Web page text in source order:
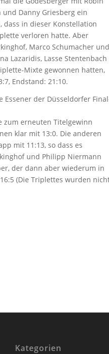
und Danny Griesberg ein
in dieser Konstellation
verloren hatte. Aber
Marco Schumacher und
Lazaridis, Lasse Stentenbach
Mixte gewonnen hatten,
Endstand: 21:10.
Essener der Düsseldorfer
zum erneuten Titelgewinn
klar mit 13:0. Die anderen
mit 11:13, so dass es
und Philipp Niermann
der dann aber wiederum in
(Die Triplettes wurden
Kategorien